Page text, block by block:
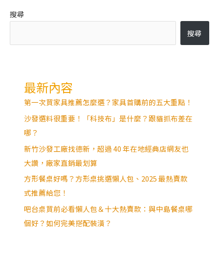
搜尋
搜尋
最新內容
第一次買家具推薦怎麼選？家具首購前的五大重點！
沙發選料很重要！「科技布」是什麼？跟貓抓布差在
哪？
新竹沙發工廠找德新，超過 40 年在地經典店網友也
大讚，廠家直銷最划算
方形餐桌好嗎？方形桌挑選懶人包、2025 最熱賣款
式推薦給您！
吧台桌買前必看懶人包＆十大熱賣款：與中島餐桌哪
個好？如何完美搭配裝潢？